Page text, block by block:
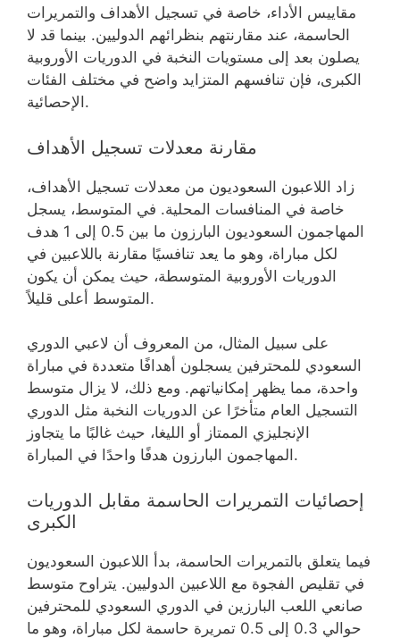
مقاييس الأداء، خاصة في تسجيل الأهداف والتمريرات
الحاسمة، عند مقارنتهم بنظرائهم الدوليين. بينما قد لا
يصلون بعد إلى مستويات النخبة في الدوريات الأوروبية
الكبرى، فإن تنافسهم المتزايد واضح في مختلف الفئات
الإحصائية.
مقارنة معدلات تسجيل الأهداف
زاد اللاعبون السعوديون من معدلات تسجيل الأهداف،
خاصة في المنافسات المحلية. في المتوسط، يسجل
المهاجمون السعوديون البارزون ما بين 0.5 إلى 1 هدف
لكل مباراة، وهو ما يعد تنافسيًا مقارنة باللاعبين في
الدوريات الأوروبية المتوسطة، حيث يمكن أن يكون
المتوسط أعلى قليلاً.
على سبيل المثال، من المعروف أن لاعبي الدوري
السعودي للمحترفين يسجلون أهدافًا متعددة في مباراة
واحدة، مما يظهر إمكانياتهم. ومع ذلك، لا يزال متوسط
التسجيل العام متأخرًا عن الدوريات النخبة مثل الدوري
الإنجليزي الممتاز أو الليغا، حيث غالبًا ما يتجاوز
المهاجمون البارزون هدفًا واحدًا في المباراة.
إحصائيات التمريرات الحاسمة مقابل الدوريات
الكبرى
فيما يتعلق بالتمريرات الحاسمة، بدأ اللاعبون السعوديون
في تقليص الفجوة مع اللاعبين الدوليين. يتراوح متوسط
صانعي اللعب البارزين في الدوري السعودي للمحترفين
حوالي 0.3 إلى 0.5 تمريرة حاسمة لكل مباراة، وهو ما